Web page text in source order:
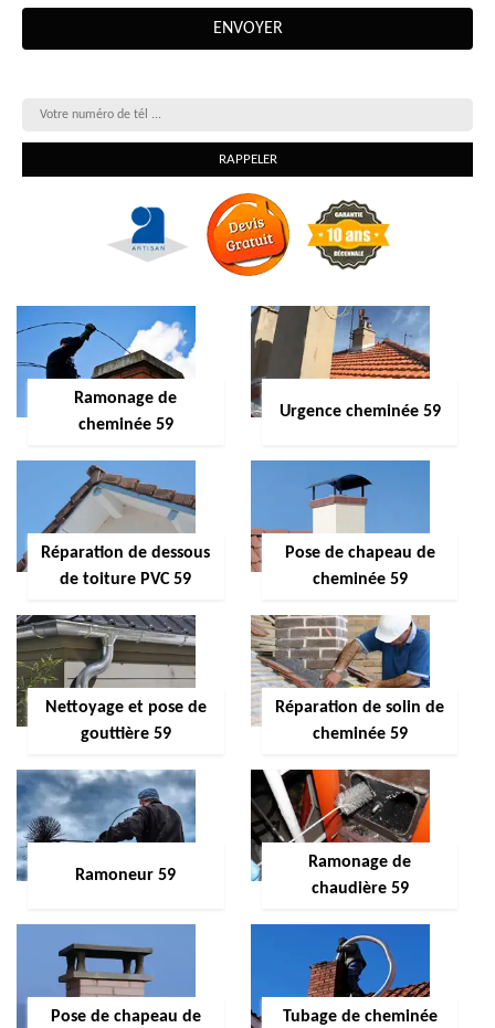
Ramonage de
cheminée 59
Urgence cheminée 59
Réparation de dessous
de toiture PVC 59
Pose de chapeau de
cheminée 59
Nettoyage et pose de
gouttière 59
Réparation de solin de
cheminée 59
Ramoneur 59
Ramonage de
chaudière 59
Pose de chapeau de
Tubage de cheminée